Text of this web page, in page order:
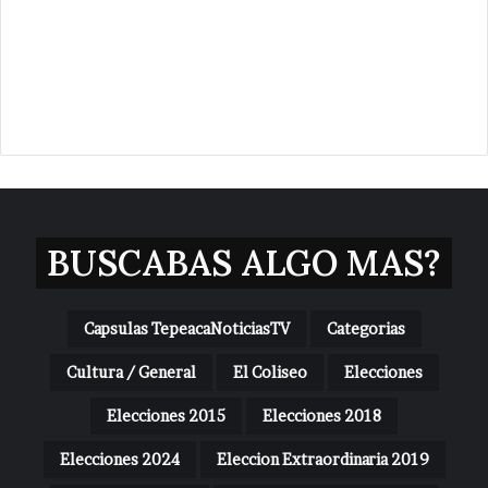
BUSCABAS ALGO MAS?
Capsulas TepeacaNoticiasTV Categorias
Cultura / General El Coliseo Elecciones
Elecciones 2015 Elecciones 2018
Elecciones 2024 Eleccion Extraordinaria 2019